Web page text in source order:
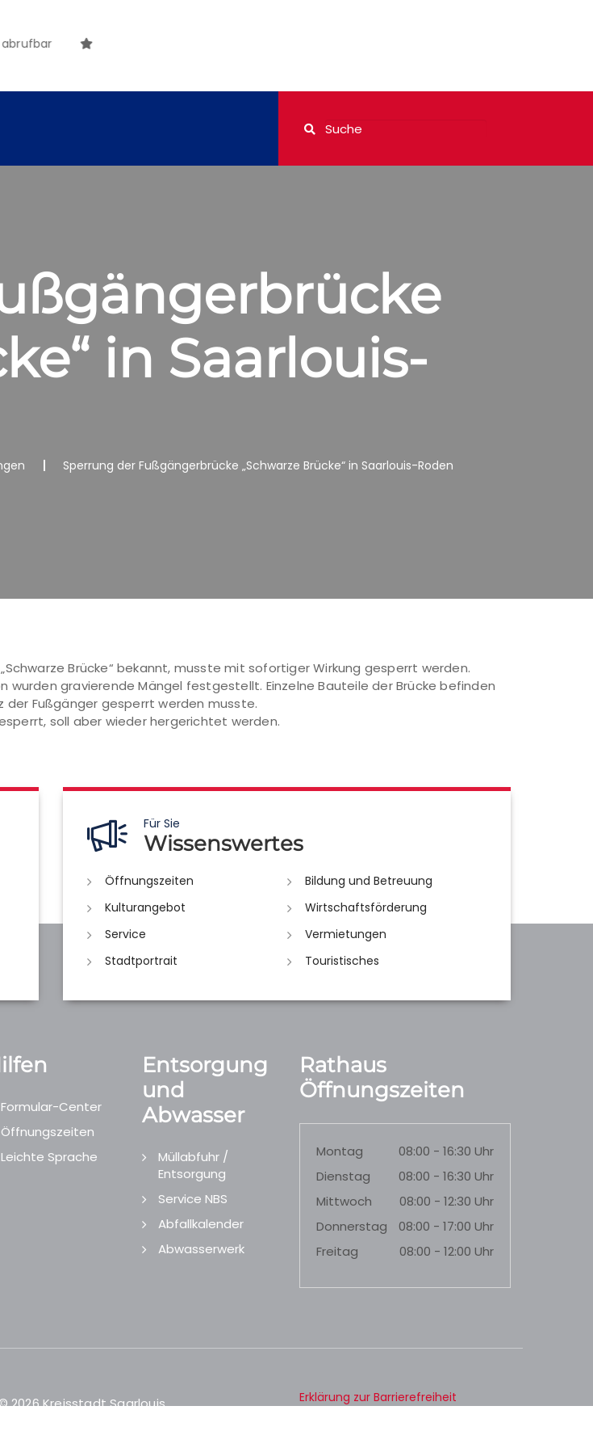
in Saarlouis-
Sperrung der Fußgängerbrücke „Schwarze Brücke“ in Saarlouis-Roden
Brücke“ bekannt, musste mit sofortiger Wirkung gesperrt werden.
wurden gravierende Mängel festgestellt. Einzelne Bauteile der Brücke befinden
der Fußgänger gesperrt werden musste.
soll aber wieder hergerichtet werden.
Für Sie
Wissenswertes
Öffnungszeiten
Bildung und Betreuung
Kulturangebot
Wirtschaftsförderung
Service
Vermietungen
Stadtportrait
Touristisches
Formular-Center
Öffnungszeiten
Leichte Sprache
Entsorgung
und
Abwasser
Müllabfuhr /
Entsorgung
Service NBS
Abfallkalender
Abwasserwerk
Rathaus
Öffnungszeiten
Montag
08:00 - 16:30 Uhr
Dienstag
08:00 - 16:30 Uhr
Mittwoch
08:00 - 12:30 Uhr
Donnerstag
08:00 - 17:00 Uhr
Freitag
08:00 - 12:00 Uhr
2026 Kreisstadt Saarlouis.
Erklärung zur Barrierefreiheit